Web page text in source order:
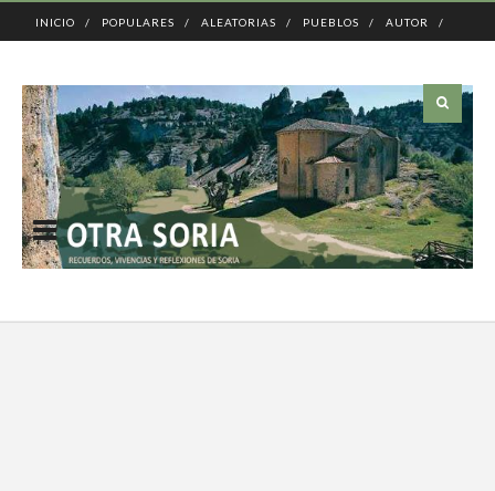
INICIO POPULARES ALEATORIAS PUEBLOS AUTOR